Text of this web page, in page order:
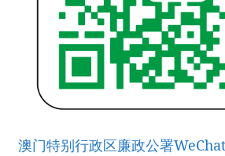
澳门特别行政区廉政公署